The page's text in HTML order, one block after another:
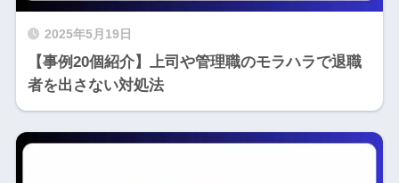
2025年5月19日
【事例20個紹介】上司や管理職のモラハラで退職
者を出さない対処法